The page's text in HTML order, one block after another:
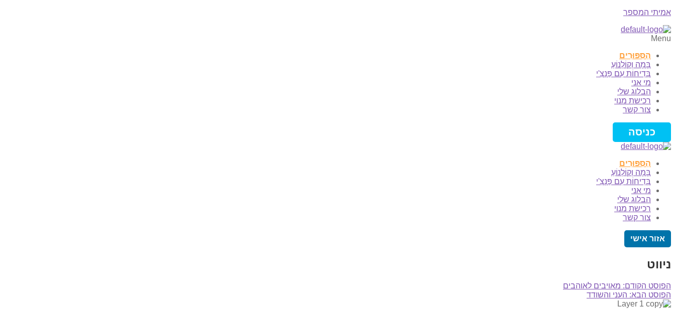
אמיתי המספר
Menu
הַסִּפּוּרִים
בָּמָה וְקוֹלְנוֹעַ
בְּדִיחוֹת עִם פַּנְצִ'י
מי אני
הבלוג שלי
רכישת מנוי
צור קשר
כניסה
הַסִּפּוּרִים
בָּמָה וְקוֹלְנוֹעַ
בְּדִיחוֹת עִם פַּנְצִ'י
מי אני
הבלוג שלי
רכישת מנוי
צור קשר
אזור אישי
ניווט
הפוסט הקודם: מאויבים לאוהבים
הפוסט הבא: העני והשודד